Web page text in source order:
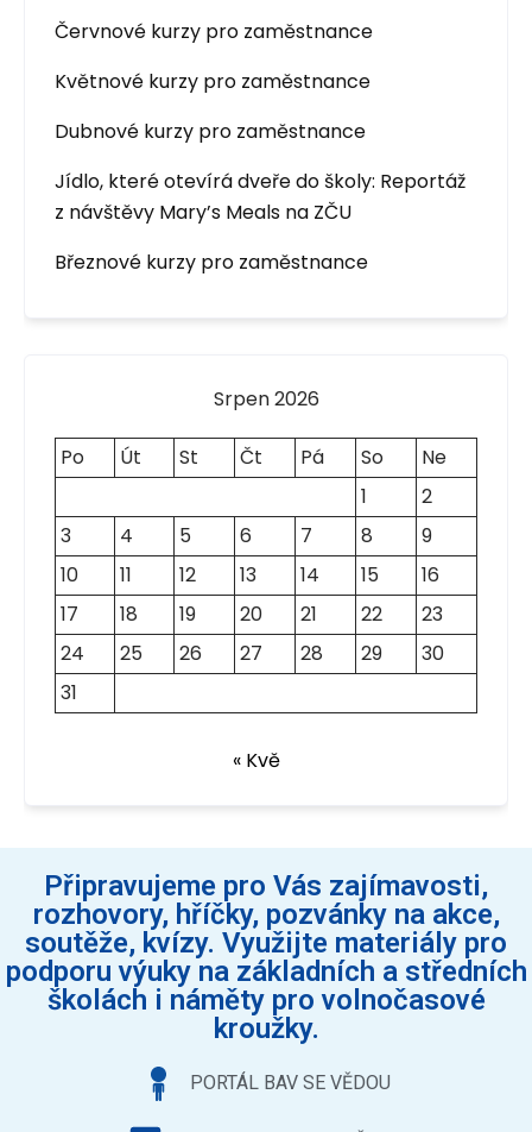
Červnové kurzy pro zaměstnance
Květnové kurzy pro zaměstnance
Dubnové kurzy pro zaměstnance
Jídlo, které otevírá dveře do školy: Reportáž
z návštěvy Mary’s Meals na ZČU
Březnové kurzy pro zaměstnance
Srpen 2026
Po Út St Čt Pá So
Ne
1
2
3
4 5 6 7 8
9
10
11 12 13 14 15
16
17
18 19 20 21 22
23
24
25 26 27 28 29
30
31
« Kvě
Připravujeme pro Vás zajímavosti,
rozhovory, hříčky, pozvánky na akce,
soutěže, kvízy. Využijte materiály pro
podporu výuky na základních a středních
školách i náměty pro volnočasové
kroužky.
PORTÁL BAV SE VĚDOU